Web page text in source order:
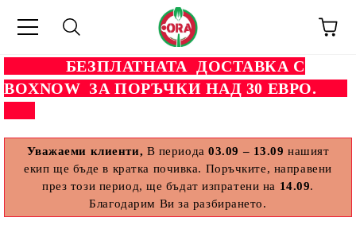
БЕЗПЛАТНАТА ДОСТАВКА С
BOXNOW ЗА ПОРЪЧКИ НАД 30 ЕВРО.
Уважаеми клиенти, В периода03.09 – 13.09 нашият
екип ще бъде в кратка почивка. Поръчките, направени
през този период, ще бъдат изпратени на 14.09.
Благодарим Ви за разбирането.